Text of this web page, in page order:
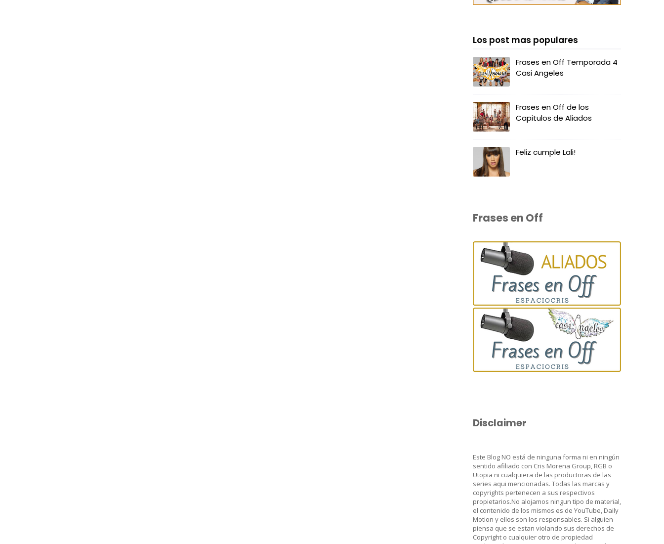
Los post mas populares
Frases en Off Temporada 4
Casi Angeles
Frases en Off de los
Capitulos de Aliados
Feliz cumple Lali!
Frases en Off
Disclaimer
Este Blog NO está de ninguna forma ni en ningún
sentido afiliado con Cris Morena Group, RGB o
Utopia ni cualquiera de las productoras de las
series aqui mencionadas. Todas las marcas y
copyrights pertenecen a sus respectivos
propietarios.No alojamos ningun tipo de material,
el contenido de los mismos es de YouTube, Daily
Motion y ellos son los responsables. Si alguien
piensa que se estan violando sus derechos de
Copyright o cualquier otro de propiedad